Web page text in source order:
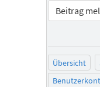
Beitrag
Übersicht